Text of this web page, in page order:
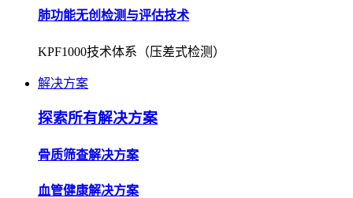
肺功能无创检测与评估技术
KPF1000技术体系（压差式检测）
解决方案
探索所有解决方案
骨质筛查解决方案
血管健康解决方案